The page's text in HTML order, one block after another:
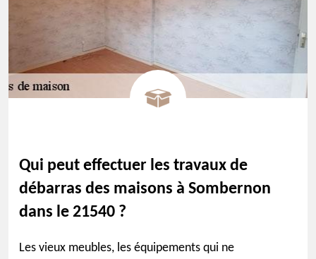
Qui peut effectuer les travaux de
débarras des maisons à Sombernon
dans le 21540 ?
Les vieux meubles, les équipements qui ne